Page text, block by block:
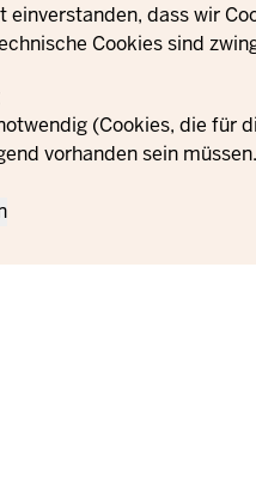
einverstanden, dass wir
Cookies sind
(Cookies, die für
vorhanden sein